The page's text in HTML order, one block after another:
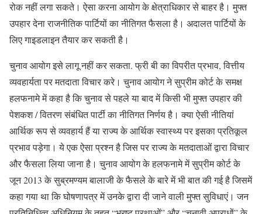
रोक नहीं लगा सकते। ऐसा करना आयोग के क्षेत्राधिकार से बाहर है। मुफ्त
उपहार देना राजनीतिक पार्टियों का नीतिगत फैसला है। अदालत पार्टियों के
लिए गाइडलाइन तैयार कर सकती है।
चुनाव आयोग इसे लागू नहीं कर सकता. फ्री बी का विपरीत प्रभाव, वित्तीय
व्यवहार्यता पर मतदाता विचार करे। चुनाव आयोग ने सुप्रीम कोर्ट के समक्ष
हलफनामे में कहा है कि चुनाव से पहले या बाद में किसी भी मुफ्त उपहार की
पेशकश / वितरण संबंधित पार्टी का नीतिगत निर्णय है। क्या ऐसी नीतियां
आर्थिक रूप से व्यवहार्य हैं या राज्य के आर्थिक स्वास्थ्य पर इसका प्रतिकूल
प्रभाव पड़ेगा। ये एक ऐसा प्रश्न है जिस पर राज्य के मतदाताओं द्वारा विचार
और फैसला लिया जाना है। चुनाव आयोग के हलफनामे में सुप्रीम कोर्ट के
जून 2013 के सुब्रमण्यम बालाजी के फैसले के बारे में भी बात की गई है जिसमें
कहा गया था कि घोषणापत्र में उनके द्वारा दी जाने वाली मुफ्त सुविधाएं। जन